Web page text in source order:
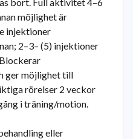
möjlighet är
injektioner
2–3– (5) injektioner
ger möjlighet till
rörelser 2 veckor
i träning/motion.
eller